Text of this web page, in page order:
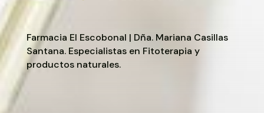
Farmacia El Escobonal | Dña. Mariana Casillas
Santana. Especialistas en Fitoterapia y
productos naturales.